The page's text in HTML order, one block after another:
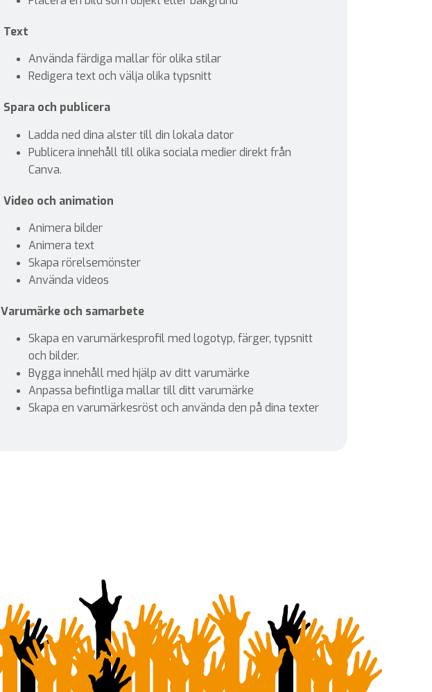
Text
Använda färdiga mallar för olika stilar
Redigera text och välja olika typsnitt
Spara och publicera
Ladda ned dina alster till din lokala dator
Publicera innehåll till olika sociala medier direkt från
Canva.
Video och animation
Animera bilder
Animera text
Skapa rörelsemönster
Använda videos
Varumärke och samarbete
Skapa en varumärkesprofil med logotyp, färger, typsnitt
och bilder.
Bygga innehåll med hjälp av ditt varumärke
Anpassa befintliga mallar till ditt varumärke
Skapa en varumärkesröst och använda den på dina texter